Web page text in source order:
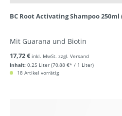
BC Root Activating Shampoo
Mit Guarana und Biotin
Inhalt: 0.25 Liter (70,88 €* / 1 Liter)
17,72 € inkl. MwSt. zzgl. Versand
18 Artikel vorrätig